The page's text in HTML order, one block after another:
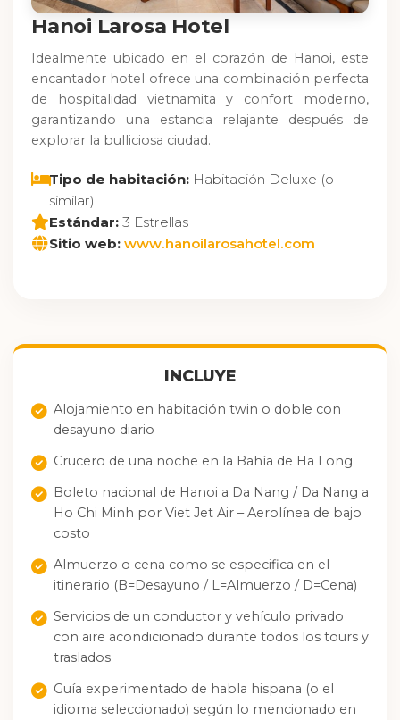
Hanoi Larosa Hotel
Idealmente ubicado en el corazón de Hanoi, este
encantador hotel ofrece una combinación perfecta
de hospitalidad vietnamita y confort moderno,
garantizando una estancia relajante después de
explorar la bulliciosa ciudad.
Tipo de habitación: Habitación Deluxe (o
similar)
Estándar: 3 Estrellas
Sitio web: www.hanoilarosahotel.com
INCLUYE
Alojamiento en habitación twin o doble con
desayuno diario
Crucero de una noche en la Bahía de Ha Long
Boleto nacional de Hanoi a Da Nang / Da Nang a
Ho Chi Minh por Viet Jet Air – Aerolínea de bajo
costo
Almuerzo o cena como se especifica en el
itinerario (B=Desayuno / L=Almuerzo / D=Cena)
Servicios de un conductor y vehículo privado
con aire acondicionado durante todos los tours y
traslados
Guía experimentado de habla hispana (o el
idioma seleccionado) según lo mencionado en